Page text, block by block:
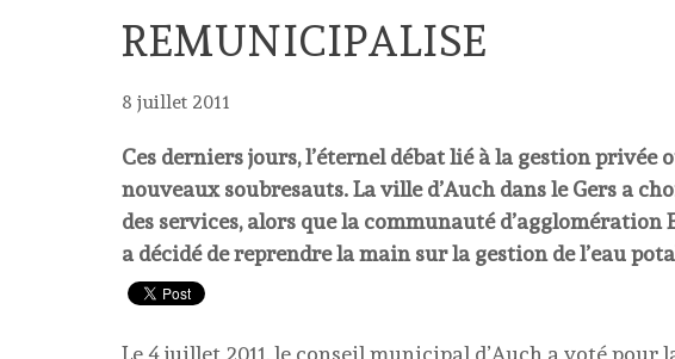
REMUNICIPALISE
8 juillet 2011
Ces derniers jours, l’éternel débat lié à la gestion privée
nouveaux soubresauts. La ville d’Auch dans le Gers a
des services, alors que la communauté d’agglomération
a décidé de reprendre la main sur la gestion de l’eau
Le 4 juillet 2011, le conseil municipal d’Auch a voté